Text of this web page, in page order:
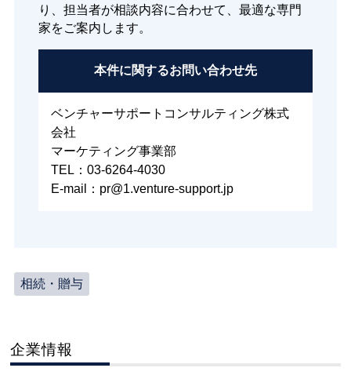
り、担当者が相談内容に合わせて、最適な専門
家をご案内します。
本件に関するお問い合わせ先
ベンチャーサポートコンサルティング株式
会社
マーケティング事業部
TEL：03-6264-4030
E-mail：pr@1.venture-support.jp
相続・贈与
企業情報